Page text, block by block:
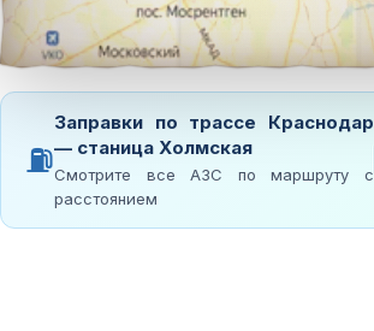
⛽
Заправки по трассе Краснодар
— станица Холмская
Смотрите все АЗС по маршруту с
расстоянием